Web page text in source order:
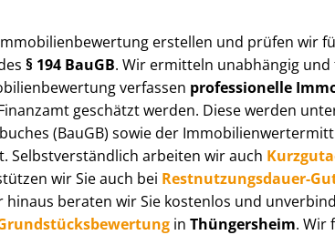
erstellen und prüfen wir
§ 194 BauGB. Wir ermitteln unabhängig
verfassen professionelle
geschätzt werden. Diese werden
(BauGB) sowie der
Selbst­ver­ständ­lich arbeiten wir auch
wir Sie auch bei Rest­nut­zungs­dau­er-
beraten wir Sie kostenlos und
inThüngersheim. Wir